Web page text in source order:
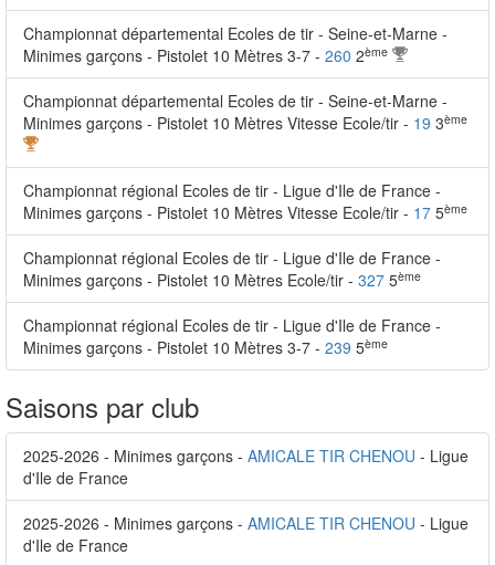
Championnat départemental Ecoles de tir - Seine-et-Marne -
Minimes garçons - Pistolet 10 Mètres 3-7 - 260 2ème
Championnat départemental Ecoles de tir - Seine-et-Marne -
Minimes garçons - Pistolet 10 Mètres Vitesse Ecole/tir - 19 3ème
Championnat régional Ecoles de tir - Ligue d'Ile de France -
Minimes garçons - Pistolet 10 Mètres Vitesse Ecole/tir - 17 5ème
Championnat régional Ecoles de tir - Ligue d'Ile de France -
Minimes garçons - Pistolet 10 Mètres Ecole/tir - 327 5ème
Championnat régional Ecoles de tir - Ligue d'Ile de France -
Minimes garçons - Pistolet 10 Mètres 3-7 - 239 5ème
Saisons par club
2025-2026 - Minimes garçons - AMICALE TIR CHENOU - Ligue
d'Ile de France
2025-2026 - Minimes garçons - AMICALE TIR CHENOU - Ligue
d'Ile de France